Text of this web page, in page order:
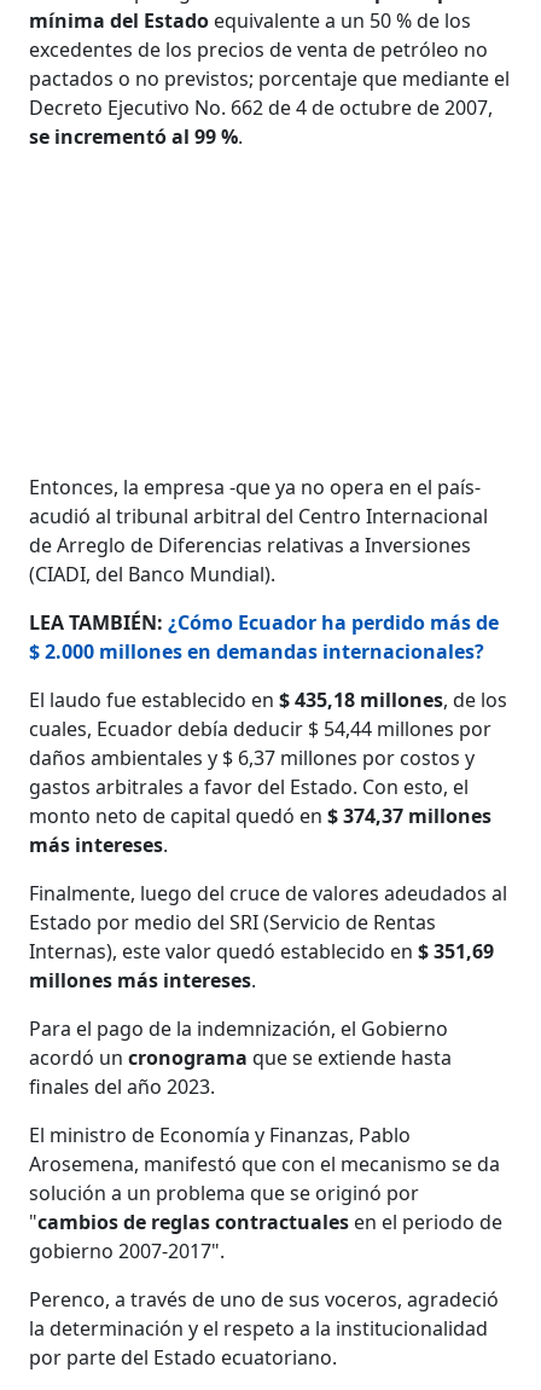
mínima del Estado equivalente a un 50 % de los
excedentes de los precios de venta de petróleo no
pactados o no previstos; porcentaje que mediante el
Decreto Ejecutivo No. 662 de 4 de octubre de 2007,
se incrementó al 99 %.
Entonces, la empresa -que ya no opera en el país-
acudió al tribunal arbitral del Centro Internacional
de Arreglo de Diferencias relativas a Inversiones
(CIADI, del Banco Mundial).
LEA TAMBIÉN: ¿Cómo Ecuador ha perdido más de
$ 2.000 millones en demandas internacionales?
El laudo fue establecido en$ 435,18 millones, de los
cuales, Ecuador debía deducir $ 54,44 millones por
daños ambientales y $ 6,37 millones por costos y
gastos arbitrales a favor del Estado. Con esto, el
monto neto de capital quedó en$ 374,37 millones
más intereses.
Finalmente, luego del cruce de valores adeudados al
Estado por medio del SRI (Servicio de Rentas
Internas), este valor quedó establecido en$ 351,69
millones más intereses.
Para el pago de la indemnización, el Gobierno
acordó uncronogramaque se extiende hasta
finales del año 2023.
El ministro de Economía y Finanzas, Pablo
Arosemena, manifestó que con el mecanismo se da
solución a un problema que se originó por
"cambios de reglas contractuales en el periodo de
gobierno 2007-2017".
Perenco, a través de uno de sus voceros, agradeció
la determinación y el respeto a la institucionalidad
por parte del Estado ecuatoriano.